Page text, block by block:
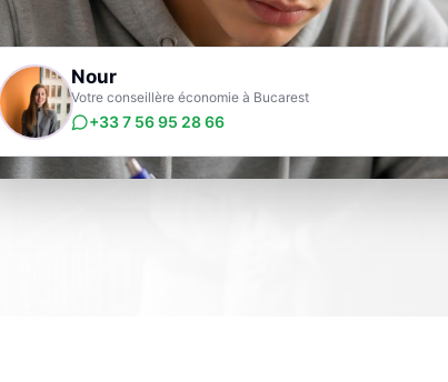
Nour
Votre conseillère économie à Bucarest
+33 7 56 95 28 66